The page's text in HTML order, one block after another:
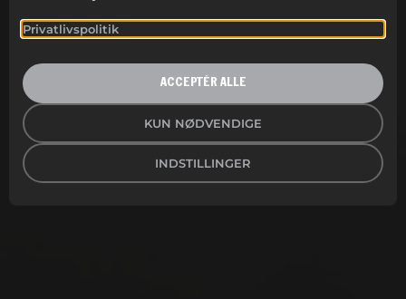
Privatlivspolitik
KUN NØDVENDIGE
INDSTILLINGER
ACCEPTÉR ALLE